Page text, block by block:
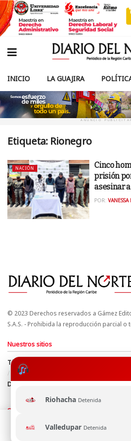
Riohacha Detenida
Valledupar Detenida
INICIO LA GUAJIRA
ANUNCIO
Etiqueta: Rionegro
NACIÓN
Cinco
prisión
asesinar
POR: VANESSA
© 2023 Derechos reservados a Gámez
S.A.S. - Prohibida la reproducción parcial o
Nuestros sitios
Términos y Condiciones
Derechos de
Política de uso de cookies
Política
Directrices Editoriales
Síguenos
Esta página web usa cookie para
navegación, al continuar aceptas